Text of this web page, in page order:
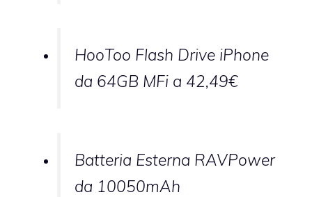
HooToo Flash Drive iPhone
da 64GB MFi a 42,49€
Batteria Esterna RAVPower
da 10050mAh